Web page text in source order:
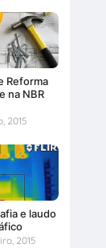
Reforma
na NBR
2015
e laudo
2015